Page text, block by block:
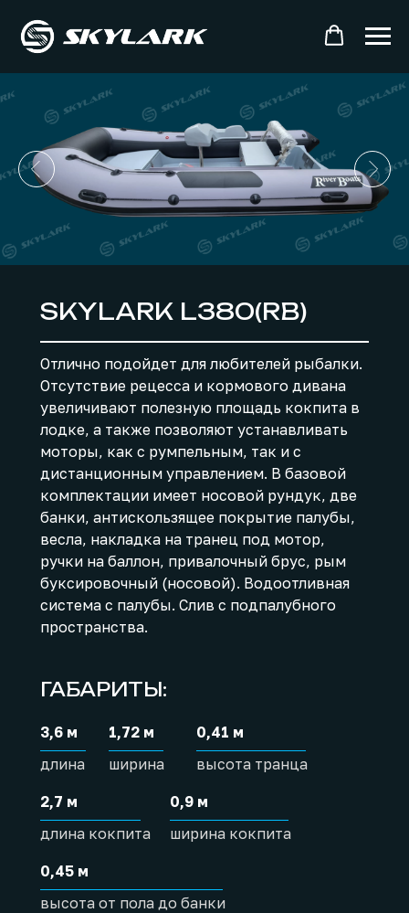
SKYLARK L380(RB)
Отлично подойдет для любителей рыбалки.
Отсутствие рецесса и кормового дивана
увеличивают полезную площадь кокпита в
лодке, а также позволяют устанавливать
моторы, как с румпельным, так и с
дистанционным управлением. В базовой
комплектации имеет носовой рундук, две
банки, антискользящее покрытие палубы,
весла, накладка на транец под мотор,
ручки на баллон, привалочный брус, рым
буксировочный (носовой). Водоотливная
система с палубы. Слив с подпалубного
пространства.
ГАБАРИТЫ:
3,6 м
длина
1,72 м
ширина
0,41 м
высoтa тpанцa
0,45 м
выcoтa oт пола до банки
длина кoкпита
2,7 м
ширинa кoкпита
0,9 м